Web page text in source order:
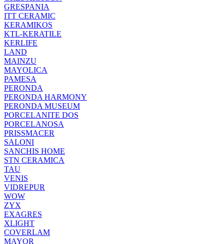
GRESPANIA
ITT CERAMIC
KERAMIKOS
KTL-KERATILE
KERLIFE
LAND
MAINZU
MAYOLICA
PAMESA
PERONDA
PERONDA HARMONY
PERONDA MUSEUM
PORCELANITE DOS
PORCELANOSA
PRISSMACER
SALONI
SANCHIS HOME
STN CERAMICA
TAU
VENIS
VIDREPUR
WOW
ZYX
EXAGRES
XLIGHT
COVERLAM
MAYOR